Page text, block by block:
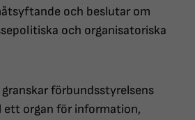
och beslutar om
och organisatoriska
förbundsstyrelsens
ett organ för information,